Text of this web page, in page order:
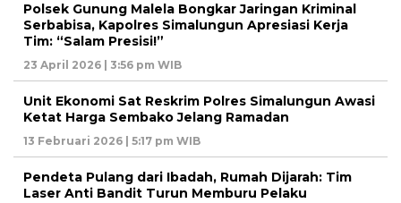
Polsek Gunung Malela Bongkar Jaringan Kriminal
Serbabisa, Kapolres Simalungun Apresiasi Kerja
Tim: “Salam Presisi!”
23 April 2026 | 3:56 pm WIB
Unit Ekonomi Sat Reskrim Polres Simalungun Awasi
Ketat Harga Sembako Jelang Ramadan
13 Februari 2026 | 5:17 pm WIB
Pendeta Pulang dari Ibadah, Rumah Dijarah: Tim
Laser Anti Bandit Turun Memburu Pelaku